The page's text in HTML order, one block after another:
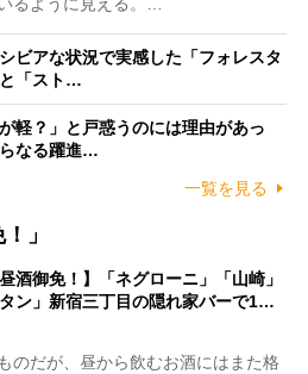
ビアな状況で実感した「フォレスタ
「スト…
軽？」と戸惑うのには理由があっ
なる躍進…
一覧を見る
」
酒御免！】「ネグローニ」「山崎」
タン」新宿三丁目の隠れ家バーで1…
のだが、昼から飲むお酒にはまた格